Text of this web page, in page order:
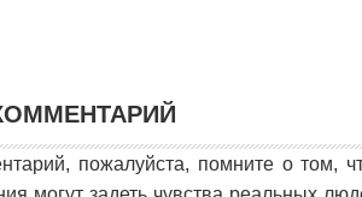
пожалуйста, помните о том,